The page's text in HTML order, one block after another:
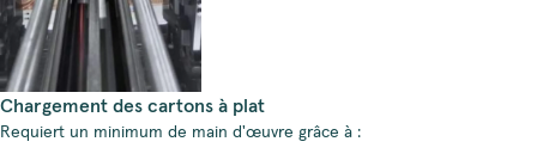
Chargement des cartons à plat
Requiert un minimum de main d'œuvre grâce à :